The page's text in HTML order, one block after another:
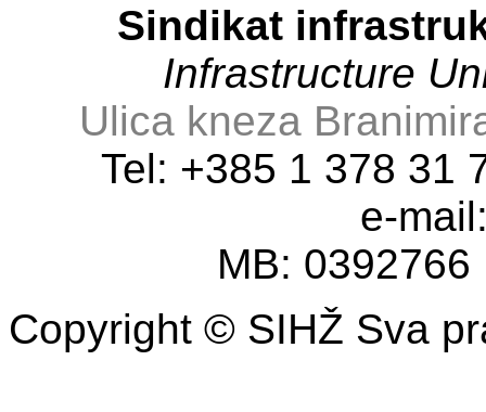
Sindikat
Infrastructure
Ulica kneza
Tel: +385 1 378
e-
MB:
Copyright © SIHŽ Sva